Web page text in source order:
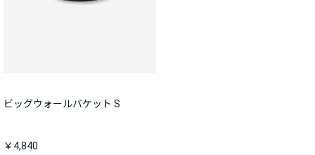
ビッグウォールバケット S
￥4,840